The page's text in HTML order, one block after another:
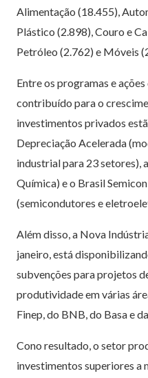
Alimentação (18.455),
Plástico (2.898), Couro e
Petróleo (2.762) e Móveis
Entre os programas e
contribuído para o
investimentos privados
Depreciação Acelerada
industrial para 23 setores),
Química) e o Brasil
(semicondutores e
Além disso, a Nova
janeiro, está
subvenções para projetos
produtividade em várias
Finep, do BNB, do Basa e
Cono resultado, o setor
investimentos superiores a